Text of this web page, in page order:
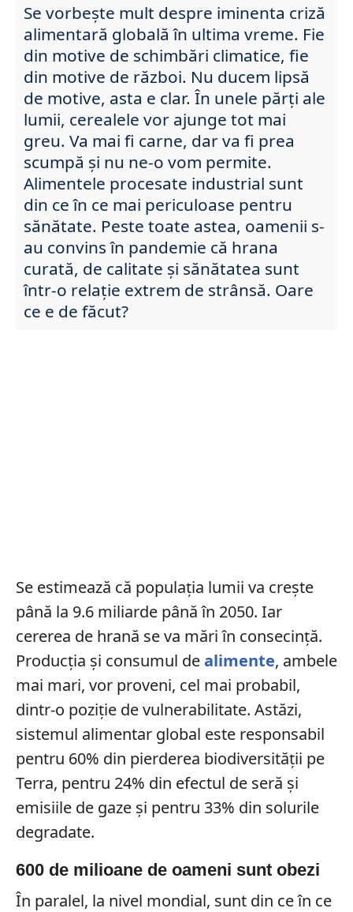
Se vorbește mult despre iminenta criză
alimentară globală în ultima vreme. Fie
din motive de schimbări climatice, fie
din motive de război. Nu ducem lipsă
de motive, asta e clar. În unele părți ale
lumii, cerealele vor ajunge tot mai
greu. Va mai fi carne, dar va fi prea
scumpă și nu ne-o vom permite.
Alimentele procesate industrial sunt
din ce în ce mai periculoase pentru
sănătate. Peste toate astea, oamenii s-
au convins în pandemie că hrana
curată, de calitate și sănătatea sunt
într-o relație extrem de strânsă. Oare
ce e de făcut?
Se estimează că populația lumii va crește
până la 9.6 miliarde până în 2050. Iar
cererea de hrană se va mări în consecință.
Producția și consumul dealimente, ambele
mai mari, vor proveni, cel mai probabil,
dintr-o poziție de vulnerabilitate. Astăzi,
sistemul alimentar global este responsabil
pentru 60% din pierderea biodiversității pe
Terra, pentru 24% din efectul de seră și
emisiile de gaze și pentru 33% din solurile
degradate.
600 de milioane de oameni sunt obezi
În paralel, la nivel mondial, sunt din ce în ce